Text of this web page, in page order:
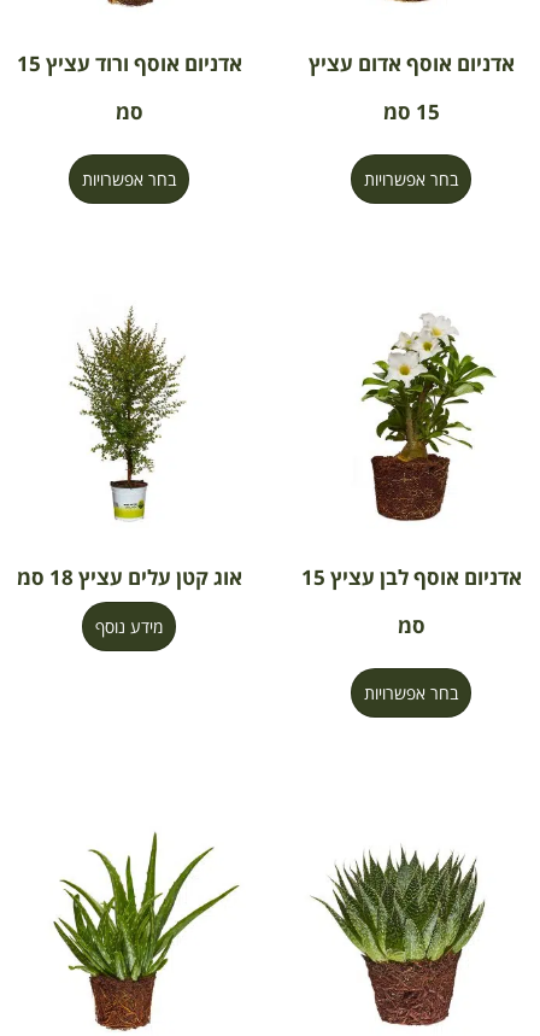
אדניום אוסף אדום עציץ
15 סמ
בחר אפשרויות
אדניום אוסף ורוד עציץ 15
סמ
בחר אפשרויות
אדניום אוסף לבן עציץ 15
סמ
בחר אפשרויות
אוג קטן עלים עציץ 18 סמ
מידע נוסף